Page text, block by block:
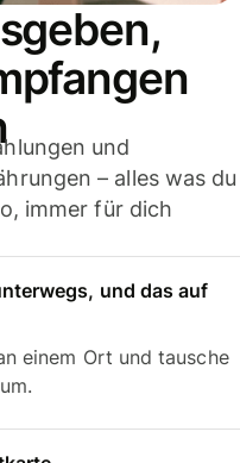
und
– alles was du
immer für dich
und das auf
einem Ort und tausche